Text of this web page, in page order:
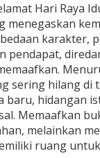
Hari Raya
menegaskan
karakter,
pendapat,
sering hilang di
baru, hidangan
Memaafkan
melainkan
ruang